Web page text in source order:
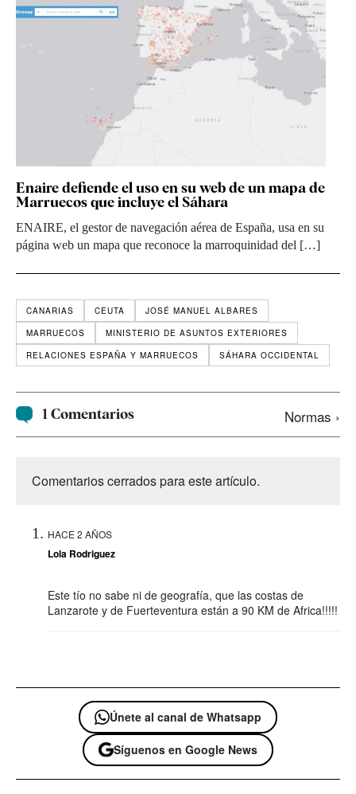
Enaire defiende el uso en su web de un mapa de
Marruecos que incluye el Sáhara
ENAIRE, el gestor de navegación aérea de España, usa en su
página web un mapa que reconoce la marroquinidad del […]
CANARIAS CEUTA
JOSÉ MANUEL ALBARES
MARRUECOS
MINISTERIO DE ASUNTOS EXTERIORES
RELACIONES ESPAÑA Y MARRUECOS
SÁHARA OCCIDENTAL
1 Comentarios Normas ›
Comentarios cerrados para este artículo.
HACE 2 AÑOS
Lola Rodriguez
Este tío no sabe ni de geografía, que las costas de
Lanzarote y de Fuerteventura están a 90 KM de Africa!!!!!
Únete al canal de Whatsapp
Síguenos en Google News